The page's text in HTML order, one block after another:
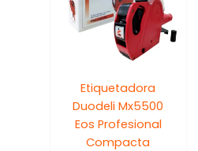
Etiquetadora
Duodeli Mx5500
Eos Profesional
Compacta